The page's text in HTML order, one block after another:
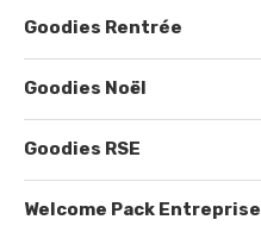
Goodies Rentrée
Goodies Noël
Goodies RSE
Welcome Pack Entreprise